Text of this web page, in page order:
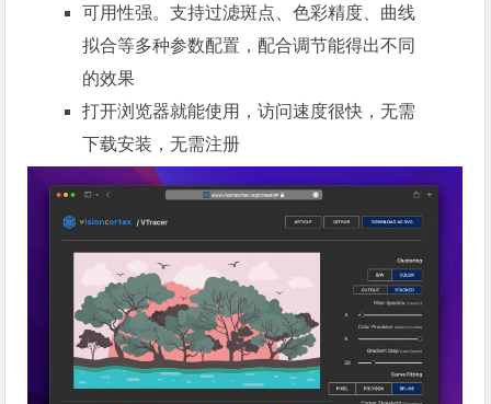
可用性强。支持过滤斑点、色彩精度、曲线
拟合等多种参数配置，配合调节能得出不同
的效果
打开浏览器就能使用，访问速度很快，无需
下载安装，无需注册